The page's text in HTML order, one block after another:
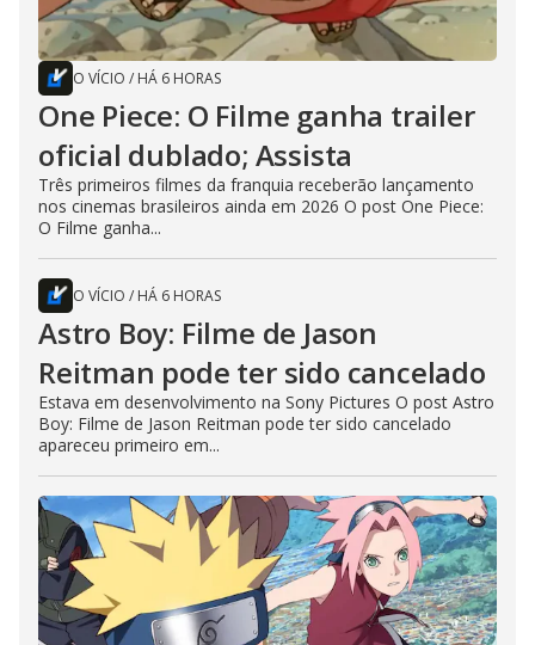
O VÍCIO / HÁ 6 HORAS
One Piece: O Filme ganha trailer
oficial dublado; Assista
Três primeiros filmes da franquia receberão lançamento
nos cinemas brasileiros ainda em 2026 O post One Piece:
O Filme ganha...
O VÍCIO / HÁ 6 HORAS
Astro Boy: Filme de Jason
Reitman pode ter sido cancelado
Estava em desenvolvimento na Sony Pictures O post Astro
Boy: Filme de Jason Reitman pode ter sido cancelado
apareceu primeiro em...